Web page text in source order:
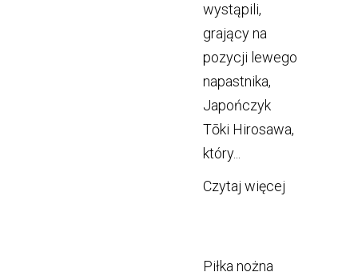
wystąpili,
grający na
pozycji lewego
napastnika,
Japończyk
Tōki Hirosawa,
który...
Czytaj więcej
Piłka nożna